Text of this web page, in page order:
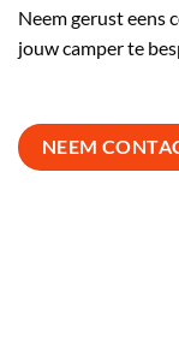
Neem gerust eens
jouw camper te
NEEM